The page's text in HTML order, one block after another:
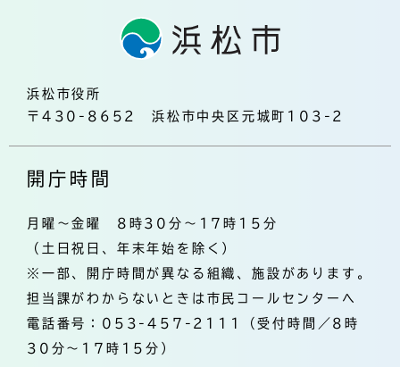
浜松市役所
〒430-8652 浜松市中央区元城町103-2
開庁時間
月曜～金曜 8時30分～17時15分
（土日祝日、年末年始を除く）
※一部、開庁時間が異なる組織、施設があります。
担当課がわからないときは市民コールセンターへ
電話番号：053-457-2111（受付時間／8時
30分～17時15分）